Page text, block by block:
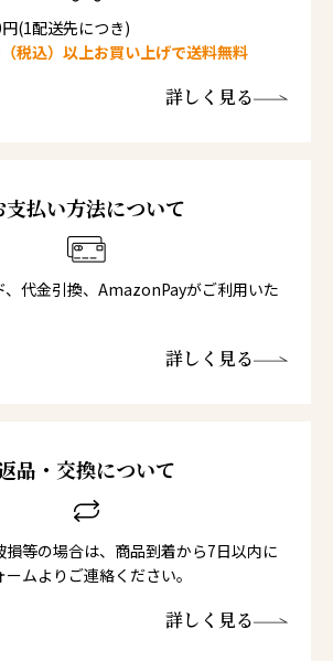
(1配送先につき)
税込）以上お買い上げで送料無料
詳しく見る
支払い方法について
、代金引換、AmazonPayがご利用いた
詳しく見る
品・交換について
等の場合は、商品到着から7日以内に
ムよりご連絡ください。
詳しく見る